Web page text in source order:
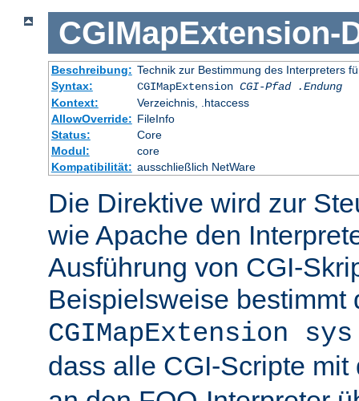
CGIMapExtension-
Beschreibung: Technik zur Bestimmung des Interpreters
Syntax:
CGIMapExtension CGI-Pfad
.Endung
Kontext:
Verzeichnis, .htaccess
AllowOverride: FileInfo
Status:
Core
Modul:
core
Kompatibilität: ausschließlich NetWare
Die Direktive wird zur
wie Apache den
Ausführung von CGI-
Beispielsweise bestimmt
CGIMapExtension
dass alle CGI-Scripte